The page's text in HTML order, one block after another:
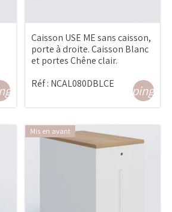
Caisson USE ME sans caisson,
porte à droite. Caisson Blanc
et portes Chêne clair.
Réf : NCAL080DBLCE
Mis en avant